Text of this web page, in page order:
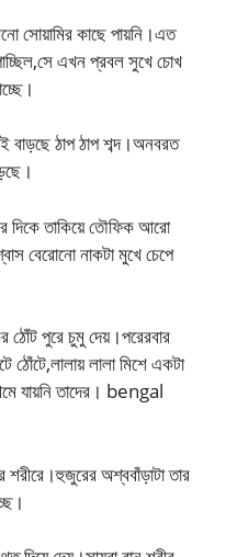
সোয়ামির কাছে পায়নি।এত
এখন প্রবল সুখে চোখ
বাড়ছে ঠাপ ঠাপ শব্দ।অনবরত
দিকে তাকিয়ে তৌফিক আরো
বেরোনো নাকটা মুখে চেপে
ঠোঁট পুরে চুমু দেয়।পরেরবার
ঠোঁটে,লালায় লালা মিশে একটা
যায়নি তাদের। bengal
শরীরে।হুজুরের অশ্ববাঁড়াটা তার